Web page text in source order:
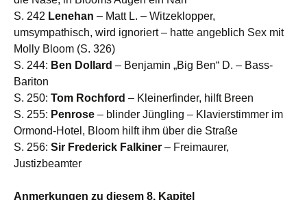
S. 242 Lenehan – Matt L. – Witzeklopper,
umsympathisch, wird ignoriert – hatte angeblich Sex mit
Molly Bloom (S. 326)
S. 244: Ben Dollard – Benjamin „Big Ben“ D. – Bass-
Bariton
S. 250: Tom Rochford – Kleinerfinder, hilft Breen
S. 255: Penrose – blinder Jüngling – Klavierstimmer im
Ormond-Hotel, Bloom hilft ihm über die Straße
S. 256: Sir Frederick Falkiner – Freimaurer,
Justizbeamter
Anmerkungen zu diesem 8. Kapitel